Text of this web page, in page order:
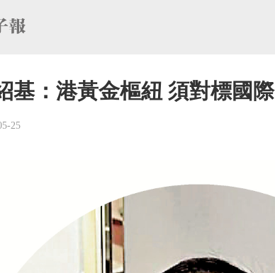
基：港黃金樞紐 須對標國際
25